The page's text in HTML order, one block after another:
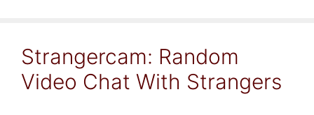
Strangercam: Random
Video Chat With Strangers